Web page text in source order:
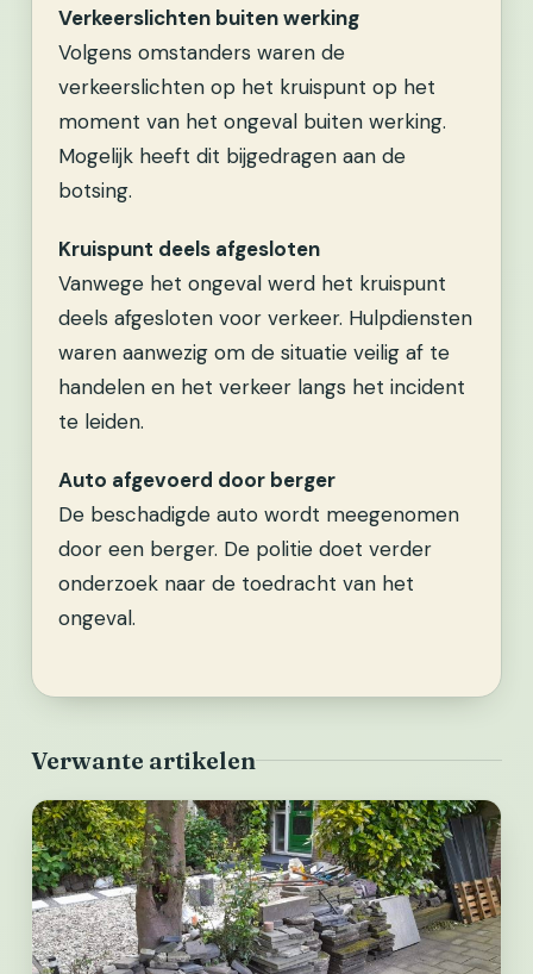
Verkeerslichten buiten werking
Volgens omstanders waren de
verkeerslichten op het kruispunt op het
moment van het ongeval buiten werking.
Mogelijk heeft dit bijgedragen aan de
botsing.
Kruispunt deels afgesloten
Vanwege het ongeval werd het kruispunt
deels afgesloten voor verkeer. Hulpdiensten
waren aanwezig om de situatie veilig af te
handelen en het verkeer langs het incident
te leiden.
Auto afgevoerd door berger
De beschadigde auto wordt meegenomen
door een berger. De politie doet verder
onderzoek naar de toedracht van het
ongeval.
Verwante artikelen